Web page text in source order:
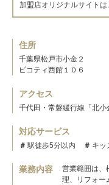
加盟店オリジナルサイトは
住所
千葉県松戸市小金２
ピコティ西館１０６
アクセス
千代田・常磐緩行線「北小
対応サービス
駅徒歩5分以内 キッ
業務内容
営業範囲は、
理、リフォー